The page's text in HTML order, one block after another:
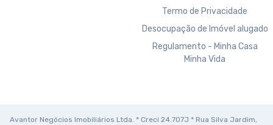
Termo de Privacidade
Desocupação de Imóvel alugado
Regulamento - Minha Casa
Minha Vida
Avantor Negócios Imobiliários Ltda. * Creci 24.707J * Rua Silva Jardim,